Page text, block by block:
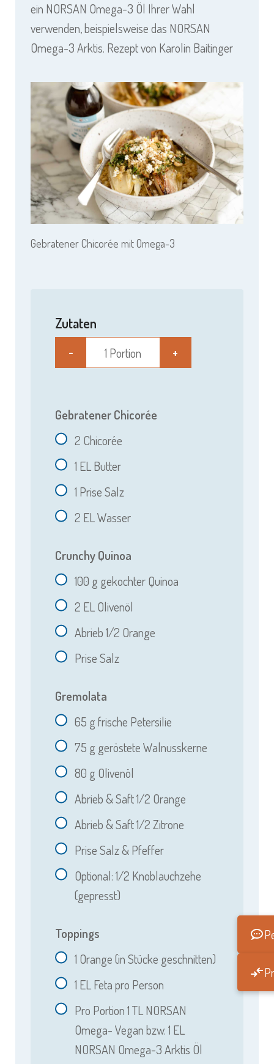
ein NORSAN Omega-3 Öl Ihrer Wahl
verwenden, beispielsweise das NORSAN
Omega-3Arktis. Rezept von Karolin Baitinger
Gebratener Chicorée mit Omega-3
Zutaten
- 1 Portion +
Gebratener Chicorée
2 Chicorée
1 EL Butter
1 Prise Salz
2 EL Wasser
Crunchy Quinoa
100 g gekochter Quinoa
2 EL Olivenöl
Abrieb 1/2 Orange
Prise Salz
Gremolata
65 g frische Petersilie
75 g geröstete Walnusskerne
80 g Olivenöl
Abrieb & Saft 1/2 Orange
Abrieb & Saft 1/2 Zitrone
Prise Salz & Pfeffer
Optional: 1/2 Knoblauchzehe
(gepresst)
Toppings
1 Orange (in Stücke geschnitten)
1 EL Feta pro Person
Pro Portion 1 TL NORSAN
Omega- Vegan bzw. 1 EL
NORSAN Omega-3 Arktis Öl